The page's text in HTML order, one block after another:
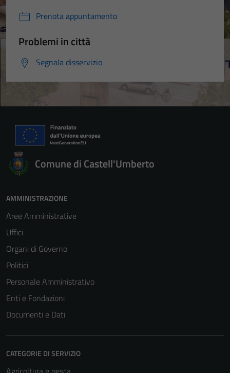
Prenota appuntamento
Problemi in città
Segnala disservizio
Comune di Castell'Umberto
AMMINISTRAZIONE
Aree Amministrative
Uffici
Organi di Governo
Politici
Personale Amministrativo
Enti e Fondazioni
Documenti e Dati
CATEGORIE DI SERVIZIO